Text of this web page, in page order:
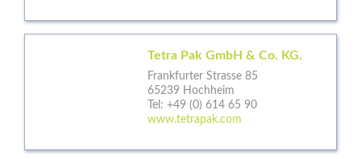
Tetra Pak GmbH & Co. KG.
Frankfurter Strasse 85
65239 Hochheim
Tel: +49 (0) 614 65 90
www.tetrapak.com